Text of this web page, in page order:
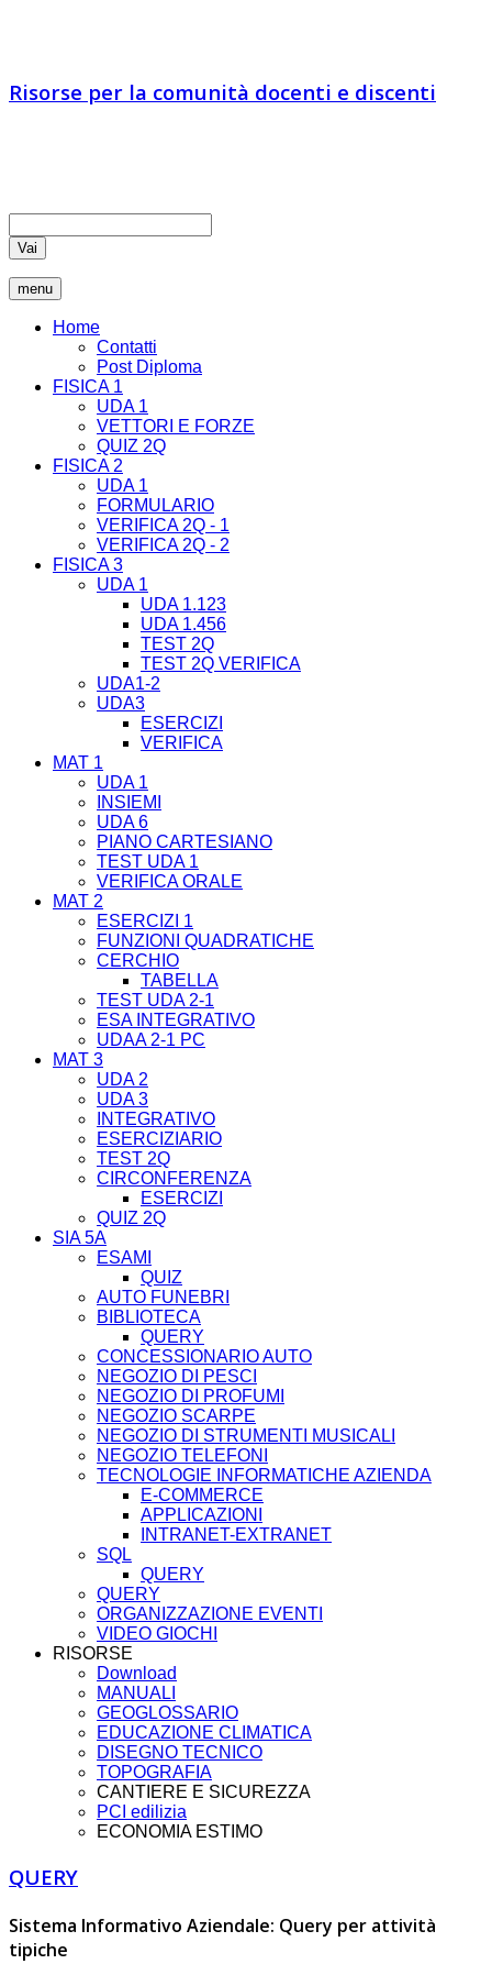
Risorse per la comunità docenti e discenti
Vai
menu
Home
Contatti
Post Diploma
FISICA 1
UDA 1
VETTORI E FORZE
QUIZ 2Q
FISICA 2
UDA 1
FORMULARIO
VERIFICA 2Q - 1
VERIFICA 2Q - 2
FISICA 3
UDA 1
UDA 1.123
UDA 1.456
TEST 2Q
TEST 2Q VERIFICA
UDA1-2
UDA3
ESERCIZI
VERIFICA
MAT 1
UDA 1
INSIEMI
UDA 6
PIANO CARTESIANO
TEST UDA 1
VERIFICA ORALE
MAT 2
ESERCIZI 1
FUNZIONI QUADRATICHE
CERCHIO
TABELLA
TEST UDA 2-1
ESA INTEGRATIVO
UDAA 2-1 PC
MAT 3
UDA 2
UDA 3
INTEGRATIVO
ESERCIZIARIO
TEST 2Q
CIRCONFERENZA
ESERCIZI
QUIZ 2Q
SIA 5A
ESAMI
QUIZ
AUTO FUNEBRI
BIBLIOTECA
QUERY
CONCESSIONARIO AUTO
NEGOZIO DI PESCI
NEGOZIO DI PROFUMI
NEGOZIO SCARPE
NEGOZIO DI STRUMENTI MUSICALI
NEGOZIO TELEFONI
TECNOLOGIE INFORMATICHE AZIENDA
E-COMMERCE
APPLICAZIONI
INTRANET-EXTRANET
SQL
QUERY
QUERY
ORGANIZZAZIONE EVENTI
VIDEO GIOCHI
RISORSE
Download
MANUALI
GEOGLOSSARIO
EDUCAZIONE CLIMATICA
DISEGNO TECNICO
TOPOGRAFIA
CANTIERE E SICUREZZA
PCI edilizia
ECONOMIA ESTIMO
QUERY
Sistema Informativo Aziendale: Query per attività
tipiche